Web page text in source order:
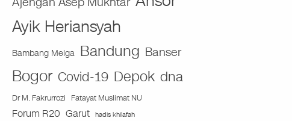
Ayik Heriansyah
Bambang Melga Bandung Banser
Bogor Covid-19 Depok dna
Dr M. Fakrurrozi Fatayat Muslimat NU
Forum R20 Garut hadis khilafah